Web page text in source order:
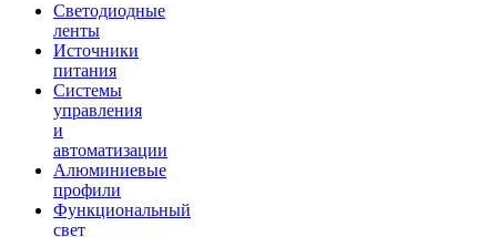
Светодиодные
ленты
Источники
питания
Системы
управления
и
автоматизации
Алюминиевые
профили
Функциональный
свет